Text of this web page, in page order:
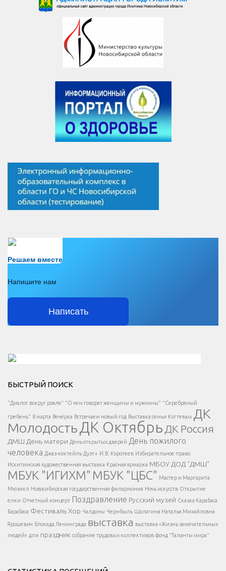
Решаем вместе
Напишите нам
Написать
Есть вопрос?
Напишите нам
</span >
Написать
</button >
</div >
</div > </div >
БЫСТРЫЙ ПОИСК
"Диалог вокруг рояля" "О чем говорят женщины и мужчины" "Серебряный
гребень" 8 марта Вечёрка Встречаем новый год Выставка семьи Когтевых ДК
МолодостьДК Октябрь ДК Россия
ДМШ День матери День открытых дверей День пожилого
человека Джаз-коктейль Дуэт+ И.В. Коротеев Избирательное право
Искитимская художественная выставка Красная ярмарка МБОУ ДОД "ДМШ"
МБУК "ИГИХМ" МБУК "ЦБС" Мастер и Маргарита
Мюзикл Новосибирская государственная филармония Ночь искусств Открытие
елки Отчетный концерт Поздравление Русский музей Сказка Карабаса
Барабаса Фестиваль Хор Чалдоны Чернбыль Шалагина Наталья Михайловна
Ярошевич блокада Ленинграда выставка выставка «Жизнь замечательных
людей» дпи праздник собрание трудовых коллективов фонд "Таланты мира"